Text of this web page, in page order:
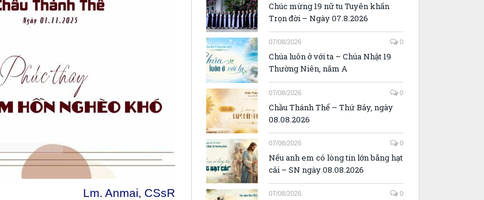
Lm. Anmai, CSsR
Chúc mừng 19 nữ tu Tuyên khấn
Trọn đời – Ngày 07.8.2026
07/08/2026 0
Chúa luôn ở với ta – Chúa Nhật 19
Thường Niên, năm A
07/08/2026 0
Chầu Thánh Thể – Thứ Bảy, ngày
08.08.2026
07/08/2026 0
Nếu anh em có lòng tin lớn bằng hạt
cải – SN ngày 08.08.2026
07/08/2026 0